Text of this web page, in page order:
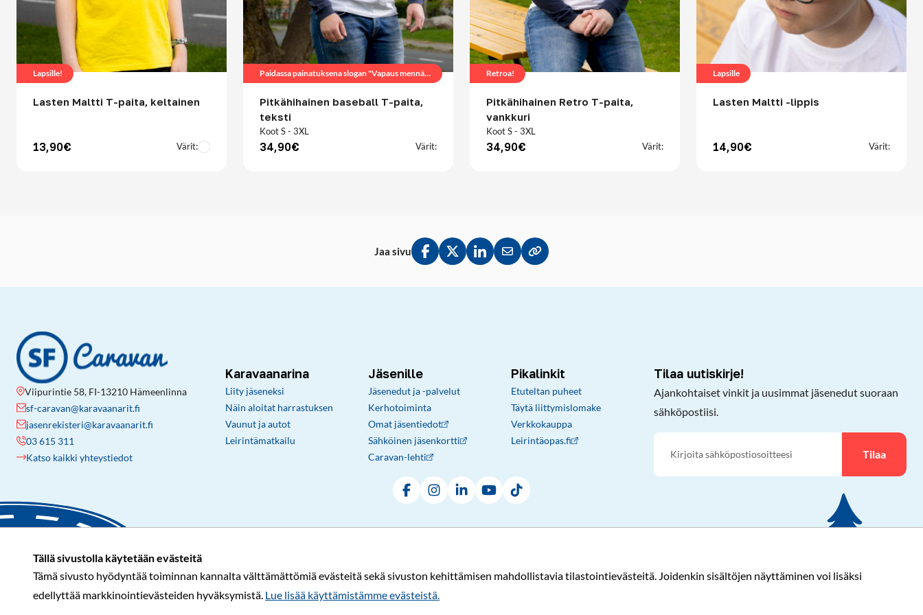
Tällä sivustolla käytetään evästeitä
Tämä sivusto hyödyntää toiminnan kannalta välttämättömiä evästeitä sekä sivuston kehittämisen mahdollistavia tilastointievästeitä. Joidenkin sisältöjen näyttäminen voi lisäksi
edellyttää markkinointievästeiden hyväksymistä. Lue lisää käyttämistämme evästeistä.​​​​​​
Lapsille!
Lasten Maltti T-paita, keltainen
13,90€ Värit:
Paidassa painatuksena slogan "Vapaus mennä ja
Pitkähihainen baseball T-paita,
teksti
Koot S - 3XL
34,90€ Värit:
Retroa!
Pitkähihainen Retro T-paita,
vankkuri
Koot S - 3XL
34,90€ Värit:
Lapsille
Lasten Maltti -lippis
14,90€ Värit:
Jaa sivu
Jaa Facebookissa
Jaa Twitterissä
Jaa LinkedInissä
Jaa sähköpostitse
Kopioi linkki leikepöydälle
Viipurintie 58, FI-13210 Hämeenlinna
sf-caravan@karavaanarit.fi
jasenrekisteri@karavaanarit.fi
03 615 311
Katso kaikki yhteystiedot
Karavaanarina
Liity jäseneksi
Näin aloitat harrastuksen
Vaunut ja autot
Leirintämatkailu
Jäsenille
Jäsenedut ja -palvelut
Kerhotoiminta
Omat jäsentiedot
Sähköinen jäsenkortti
Caravan-lehti
Pikalinkit
Etuteltan puheet
Täytä liittymislomake
Verkkokauppa
Leirintäopas.fi
Tilaa uutiskirje!
Ajankohtaiset vinkit ja uusimmat jäsenedut suoraan
sähköpostiisi.
Tilaa
FacebookInstagramLinkedInYouTubeTikTok
© Karavaanarit 2026